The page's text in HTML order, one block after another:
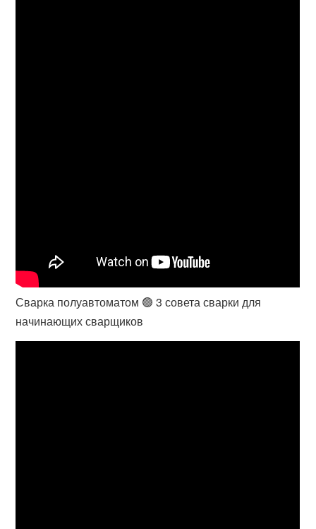
Сварка полуавтоматом 🟢 3 совета сварки для
начинающих сварщиков